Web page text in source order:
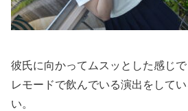
彼氏に向かってムスッとした感じで
レモードで飲んでいる演出をして
い。